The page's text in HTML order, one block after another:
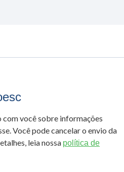
com você sobre informações
Você pode cancelar o envio da
leia nossa política de